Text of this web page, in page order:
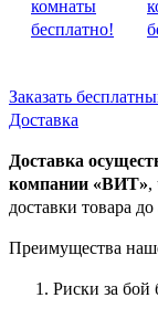
Заказать
Доставка
Доставка
компании «ВИТ»,
доставки товара до
Преимущества
Риски за